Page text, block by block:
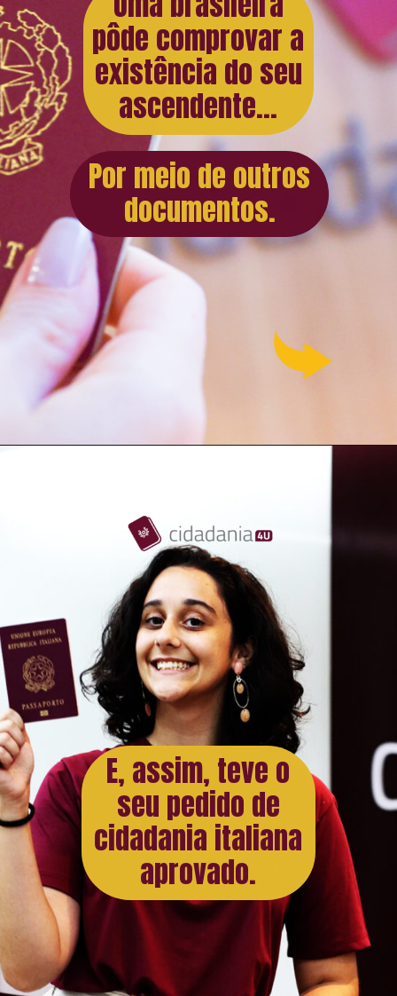
pôde comprovar a
existência do seu
ascendente...
Por meio de outros
documentos.
E, assim, teve o
seu pedido de
cidadania italiana
aprovado.